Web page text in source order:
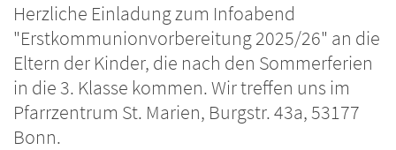
Herzliche Einladung zum Infoabend
"Erstkommunionvorbereitung 2025/26" an die
Eltern der Kinder, die nach den Sommerferien
in die 3. Klasse kommen. Wir treffen uns im
Pfarrzentrum St. Marien, Burgstr. 43a, 53177
Bonn.